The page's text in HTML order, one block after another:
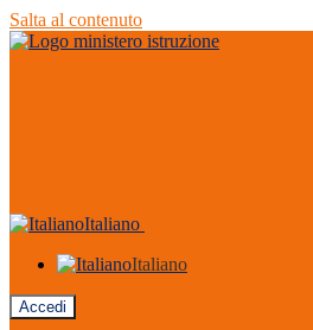
Salta al contenuto
Italiano
Italiano
Accedi